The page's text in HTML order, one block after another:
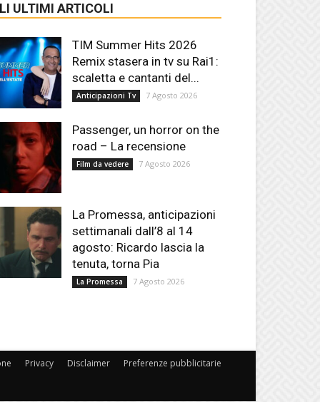
ULTIMI ARTICOLI
TIM Summer Hits 2026
Remix stasera in tv su Rai1:
scaletta e cantanti del...
Anticipazioni Tv 7 Agosto 2026
Passenger, un horror on the
road – La recensione
Film da vedere 7 Agosto 2026
La Promessa, anticipazioni
settimanali dall’8 al 14
agosto: Ricardo lascia la
tenuta, torna Pia
La Promessa 7 Agosto 2026
Privacy Disclaimer Preferenze pubblicitarie